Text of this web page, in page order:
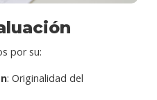
por su:
: Originalidad del